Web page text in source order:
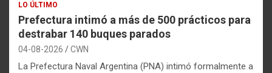
LO ÚLTIMO
Prefectura intimó a más de 500 prácticos para
destrabar 140 buques parados
04-08-2026 CWN
La Prefectura Naval Argentina (PNA) intimó formalmente a